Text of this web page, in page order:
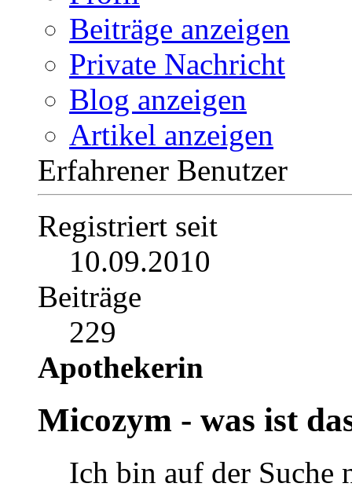
04.02.2013,21:00 #1
mia
Profil
Beiträge anzeigen
Private Nachricht
Blog anzeigen
Artikel anzeigen
Erfahrener Benutzer